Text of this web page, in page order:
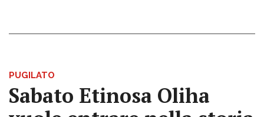
PUGILATO
Sabato Etinosa Oliha